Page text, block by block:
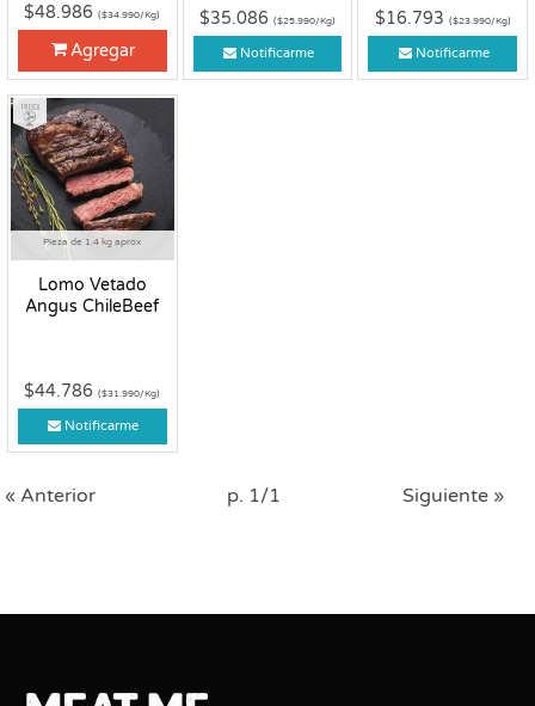
$48.986($34.990/Kg)
Agregar
$35.086 ($25.990/Kg)
Notificarme
$16.793 ($23.990/Kg)
Notificarme
Pieza de 1.4 kg aprox
Lomo Vetado
Angus ChileBeef
Fresco
$44.786($31.990/Kg)
Notificarme
« Anterior p. 1/1 Siguiente »